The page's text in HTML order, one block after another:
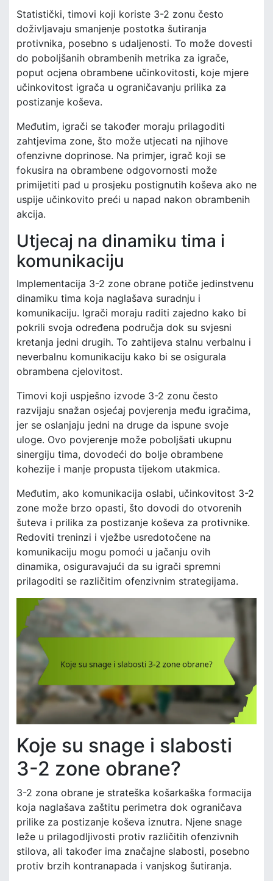
Statistički, timovi koji koriste 3-2 zonu često
doživljavaju smanjenje postotka šutiranja
protivnika, posebno s udaljenosti. To može dovesti
do poboljšanih obrambenih metrika za igrače,
poput ocjena obrambene učinkovitosti, koje mjere
učinkovitost igrača u ograničavanju prilika za
postizanje koševa.
Međutim, igrači se također moraju prilagoditi
zahtjevima zone, što može utjecati na njihove
ofenzivne doprinose. Na primjer, igrač koji se
fokusira na obrambene odgovornosti može
primijetiti pad u prosjeku postignutih koševa ako ne
uspije učinkovito preći u napad nakon obrambenih
akcija.
Utjecaj na dinamiku tima i
komunikaciju
Implementacija 3-2 zone obrane potiče jedinstvenu
dinamiku tima koja naglašava suradnju i
komunikaciju. Igrači moraju raditi zajedno kako bi
pokrili svoja određena područja dok su svjesni
kretanja jedni drugih. To zahtijeva stalnu verbalnu i
neverbalnu komunikaciju kako bi se osigurala
obrambena cjelovitost.
Timovi koji uspješno izvode 3-2 zonu često
razvijaju snažan osjećaj povjerenja među igračima,
jer se oslanjaju jedni na druge da ispune svoje
uloge. Ovo povjerenje može poboljšati ukupnu
sinergiju tima, dovodeći do bolje obrambene
kohezije i manje propusta tijekom utakmica.
Međutim, ako komunikacija oslabi, učinkovitost 3-2
zone može brzo opasti, što dovodi do otvorenih
šuteva i prilika za postizanje koševa za protivnike.
Redoviti treninzi i vježbe usredotočene na
komunikaciju mogu pomoći u jačanju ovih
dinamika, osiguravajući da su igrači spremni
prilagoditi se različitim ofenzivnim strategijama.
Koje su snage i slabosti
3-2 zone obrane?
3-2 zona obrane je strateška košarkaška formacija
koja naglašava zaštitu perimetra dok ograničava
prilike za postizanje koševa iznutra. Njene snage
leže u prilagodljivosti protiv različitih ofenzivnih
stilova, ali također ima značajne slabosti, posebno
protiv brzih kontranapada i vanjskog šutiranja.